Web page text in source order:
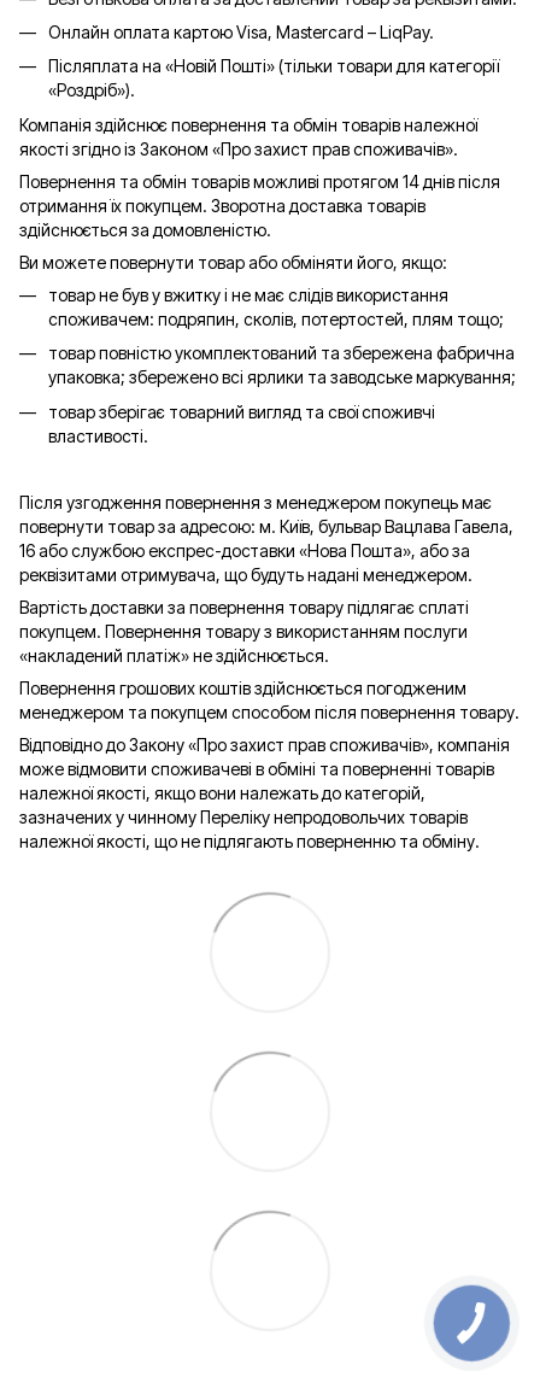
Онлайн оплата картою Visa, Mastercard – LiqPay.
Післяплата на «Новій Пошті» (тільки товари для категорії
«Роздріб»).
Компанія здійснює повернення та обмін товарів належної
якості згідно із Законом «Про захист прав споживачів».
Повернення та обмін товарів можливі протягом 14 днів після
отримання їх покупцем. Зворотна доставка товарів
здійснюється за домовленістю.
Ви можете повернути товар або обміняти його, якщо:
товар не був у вжитку і не має слідів використання
споживачем: подряпин, сколів, потертостей, плям тощо;
товар повністю укомплектований та збережена фабрична
упаковка; збережено всі ярлики та заводське маркування;
товар зберігає товарний вигляд та свої споживчі
властивості.
Після узгодження повернення з менеджером покупець має
повернути товар за адресою: м. Київ, бульвар Вацлава Гавела,
16 або службою експрес-доставки «Нова Пошта», або за
реквізитами отримувача, що будуть надані менеджером.
Вартість доставки за повернення товару підлягає сплаті
покупцем. Повернення товару з використанням послуги
«накладений платіж» не здійснюється.
Повернення грошових коштів здійснюється погодженим
менеджером та покупцем способом після повернення товару.
Відповідно до Закону «Про захист прав споживачів», компанія
може відмовити споживачеві в обміні та поверненні товарів
належної якості, якщо вони належать до категорій,
зазначених у чинному Переліку непродовольчих товарів
належної якості, що не підлягають поверненню та обміну.